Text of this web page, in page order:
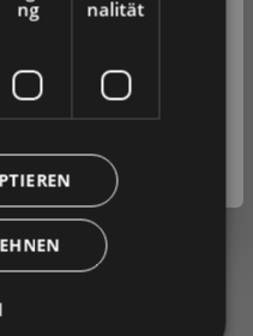
zum Produkt
Einstellung:
( exkl. MwSt. )
ng
nalität